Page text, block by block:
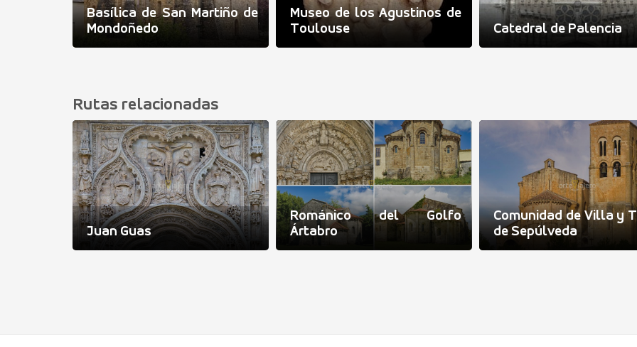
Basílica de San Martiño de
Mondoñedo
Museo de los Agustinos de
Toulouse
Catedral de Palencia
Rutas relacionadas
Juan Guas
Románico del Golfo
Ártabro
Comunidad de Villa y
de Sepúlveda